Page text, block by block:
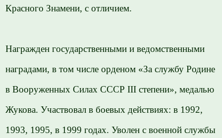
Красного Знамени, с отличием.
Награжден государственными и ведомственными
наградами, в том числе орденом «За службу Родине
в Вооруженных Силах СССР III степени», медалью
Жукова. Участвовал в боевых действиях: в 1992,
1993, 1995, в 1999 годах. Уволен с военной службы